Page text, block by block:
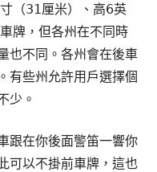
（31厘米）、高6英
牌，但各州在不同時
也不同。各州會在後車
有些州允許用戶選擇個
少。
在你後面警笛一響你
可以不掛前車牌，這也